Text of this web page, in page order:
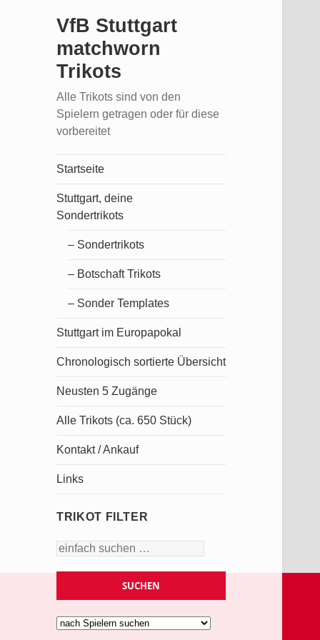
VfB Stuttgart
matchworn
Trikots
Alle Trikots sind von den
Spielern getragen oder für diese
vorbereitet
Startseite
Stuttgart, deine
Sondertrikots
– Sondertrikots
– Botschaft Trikots
– Sonder Templates
Stuttgart im Europapokal
Chronologisch sortierte Übersicht
Neusten 5 Zugänge
Alle Trikots (ca. 650 Stück)
Kontakt / Ankauf
Links
TRIKOT FILTER